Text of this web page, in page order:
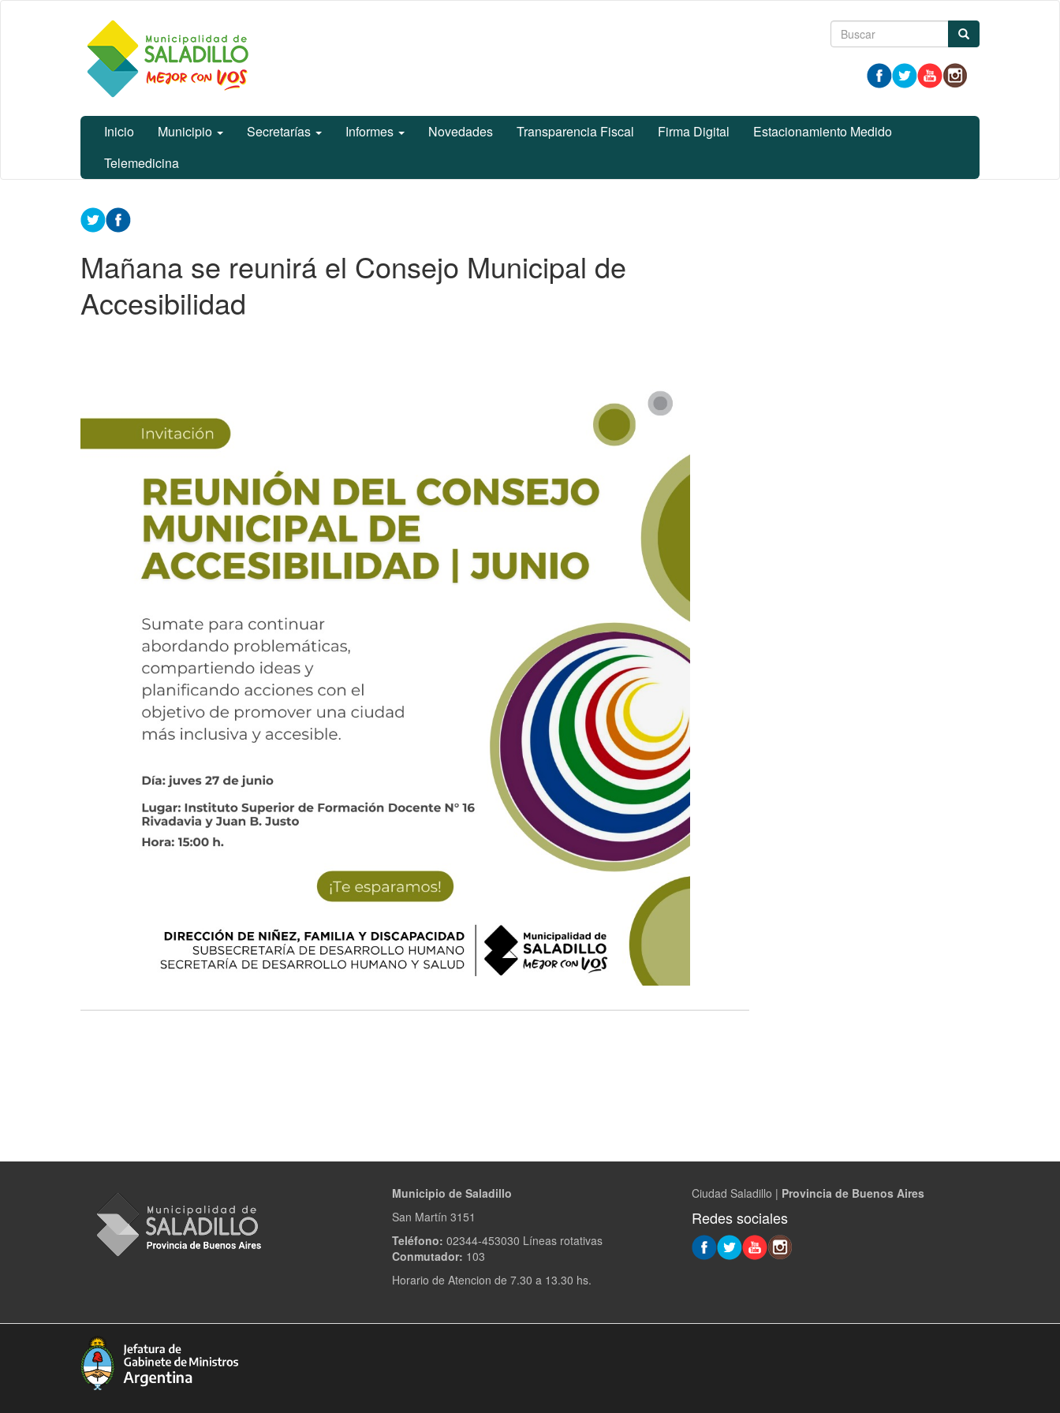
Municipalidad
de Saladillo
Formulario
búsqueda
Inicio Municipio Secretarías Informes Novedades Transparencia Fiscal Firma Digital
Estacionamiento Medido
Telemedicina
Contenido
principal
Mañana se reunirá el Consejo Municipal de
Accesibilidad
Municipio de Saladillo
San Martín 3151
Teléfono: 02344-453030 Líneas rotativas
Conmutador: 103
Horario de Atencion de 7.30 a 13.30 hs.
Ciudad Saladillo | Provincia de Buenos Aires
Redes sociales